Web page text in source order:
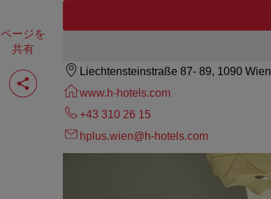
ページを
共有
ペ
ー
ジ
Liechtensteinstraße 87- 89, 1090 Wien
www.h-hotels.com
+43 310 26 15
hplus.wien@h-hotels.com